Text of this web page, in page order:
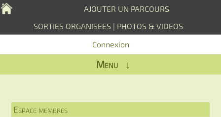
AJOUTER UN PARCOURS
SORTIES ORGANISEES | PHOTOS & VIDEOS
Connexion
Menu ↓
Espace membres